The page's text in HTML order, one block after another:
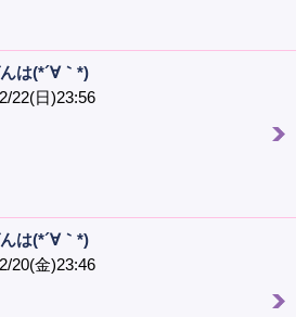
は(*´∀｀*)
22(日)23:56
は(*´∀｀*)
20(金)23:46